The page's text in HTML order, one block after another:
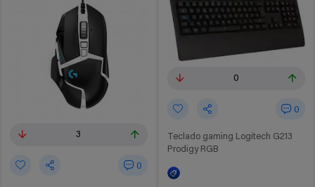
3
0
0
0
Teclado gaming Logitech G213
Prodigy RGB